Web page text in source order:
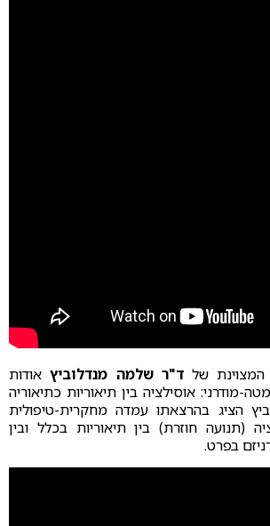
המצוינת שלד"ר שלמה מנדלוביץאודות
מודרני: אוסילציה בין תיאוריות כתיאוריה
הציג בהרצאתו עמדה מחקרית-טיפולית
(תנועה חוזרת) בין תיאוריות בכלל ובין
בפרט.